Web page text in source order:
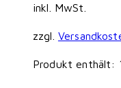
inkl. MwSt.
zzgl.
Produkt enthält: